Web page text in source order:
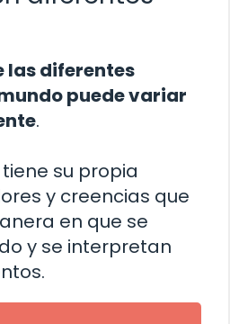
las diferentes
puede variar
.
su propia
y creencias que
en que se
y se interpretan